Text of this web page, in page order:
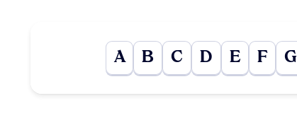
A B C D E F G